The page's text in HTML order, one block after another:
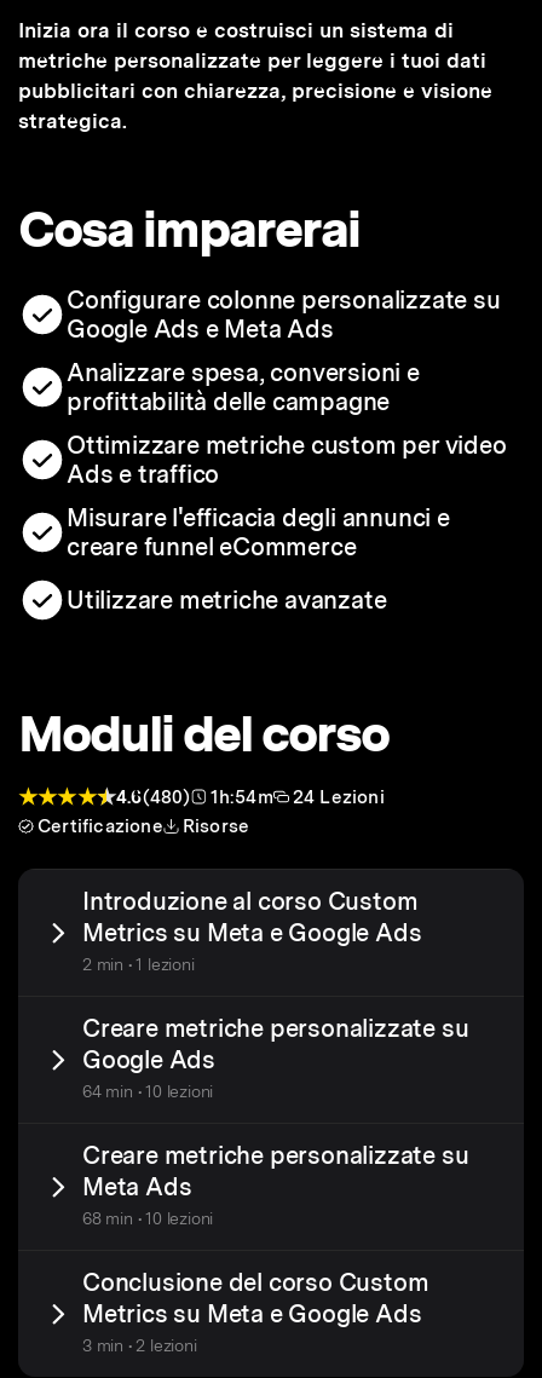
Inizia ora il corso e costruisci un sistema di
metriche personalizzate per leggere i tuoi dati
pubblicitari con chiarezza, precisione e visione
strategica.
Cosa imparerai
Configurare colonne personalizzate su
Google Ads e Meta Ads
Analizzare spesa, conversioni e
profittabilità delle campagne
Ottimizzare metriche custom per video
Ads e traffico
Misurare l'efficacia degli annunci e
creare funnel eCommerce
Utilizzare metriche avanzate
Moduli del corso
4.6(480) 1h:54m
24 Lezioni
Certificazione
Risorse
Introduzione al corso Custom
Metrics su Meta e Google Ads
2 min • 1 lezioni
Creare metriche personalizzate su
Google Ads
64 min • 10 lezioni
Creare metriche personalizzate su
Meta Ads
68 min • 10 lezioni
Conclusione del corso Custom
Metrics su Meta e Google Ads
3 min • 2 lezioni